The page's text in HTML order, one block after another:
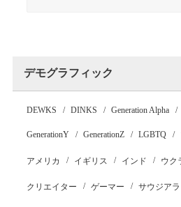
デモグラフィック
DEWKS DINKS Generation Alpha
GenerationY GenerationZ LGBTQ
アメリカ イギリス インド ウク
クリエイター ゲーマー サウジア